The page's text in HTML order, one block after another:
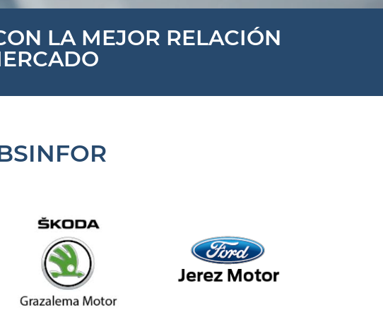
LA MEJOR RELACIÓN